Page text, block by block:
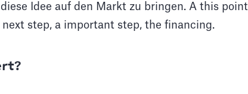
Idee auf den Markt zu bringen. A this point
step, a important step, the financing.